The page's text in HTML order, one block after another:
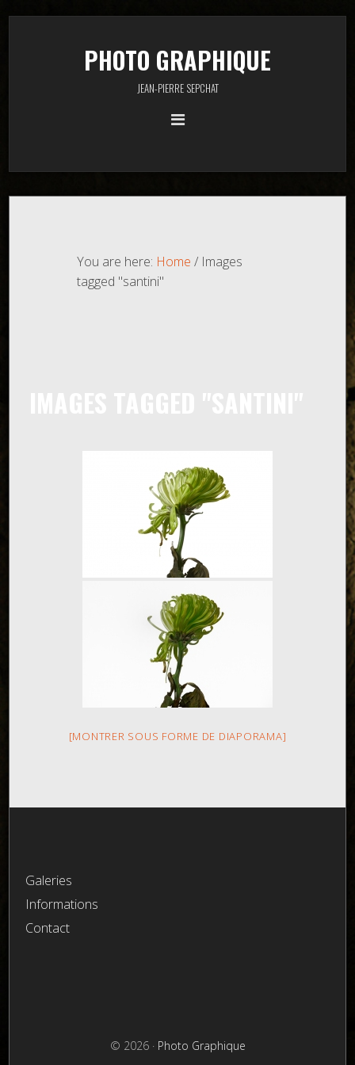
PHOTO GRAPHIQUE
JEAN-PIERRE SEPCHAT
You are here: Home / Images
tagged "santini"
[MONTRER SOUS FORME DE DIAPORAMA]
Galeries
Informations
Contact
© 2026 · Photo Graphique